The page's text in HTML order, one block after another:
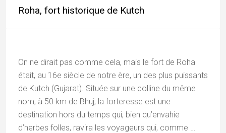
Roha, fort historique de Kutch
On ne dirait pas comme cela, mais le fort de Roha
était, au 16e siècle de notre ère, un des plus puissants
de Kutch (Gujarat). Située sur une colline du même
nom, à 50 km de Bhuj, la forteresse est une
destination hors du temps qui, bien qu’envahie
d’herbes folles, ravira les voyageurs qui, comme …